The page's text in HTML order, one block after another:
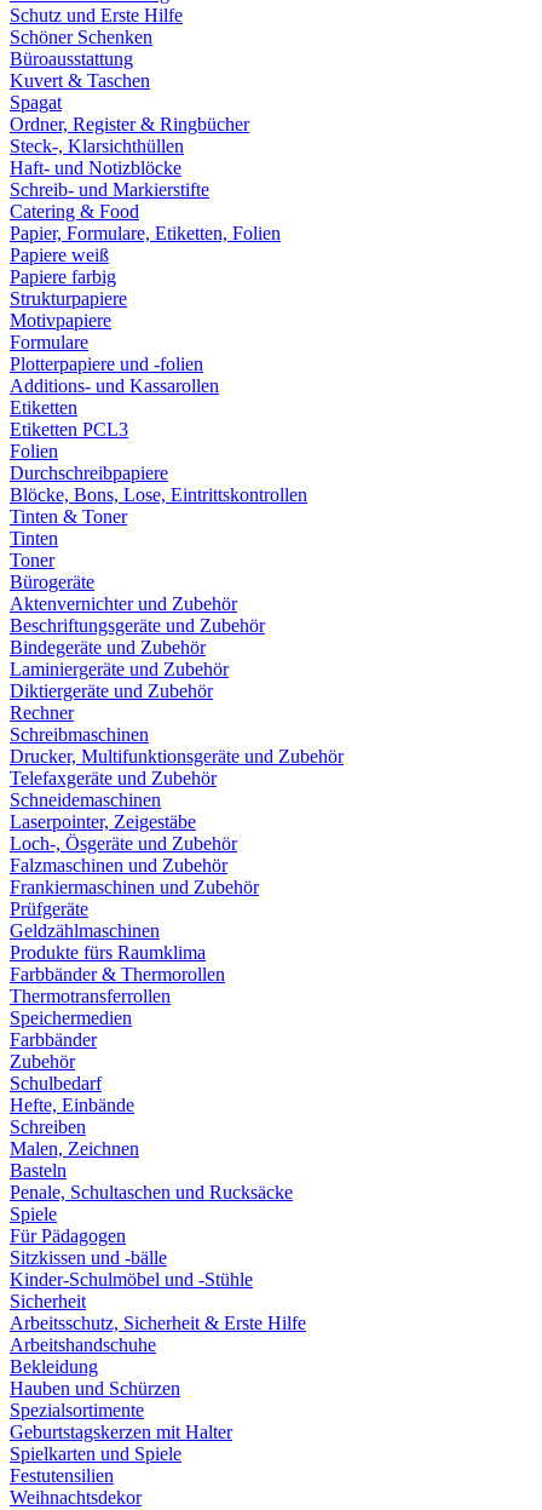
Schutz und Erste Hilfe
Schöner Schenken
Büroausstattung
Kuvert & Taschen
Spagat
Ordner, Register & Ringbücher
Steck-, Klarsichthüllen
Haft- und Notizblöcke
Schreib- und Markierstifte
Catering & Food
Papier, Formulare, Etiketten, Folien
Papiere weiß
Papiere farbig
Strukturpapiere
Motivpapiere
Formulare
Plotterpapiere und -folien
Additions- und Kassarollen
Etiketten
Etiketten PCL3
Folien
Durchschreibpapiere
Blöcke, Bons, Lose, Eintrittskontrollen
Tinten & Toner
Tinten
Toner
Bürogeräte
Aktenvernichter und Zubehör
Beschriftungsgeräte und Zubehör
Bindegeräte und Zubehör
Laminiergeräte und Zubehör
Diktiergeräte und Zubehör
Rechner
Schreibmaschinen
Drucker, Multifunktionsgeräte und Zubehör
Telefaxgeräte und Zubehör
Schneidemaschinen
Laserpointer, Zeigestäbe
Loch-, Ösgeräte und Zubehör
Falzmaschinen und Zubehör
Frankiermaschinen und Zubehör
Prüfgeräte
Geldzählmaschinen
Produkte fürs Raumklima
Farbbänder & Thermorollen
Thermotransferrollen
Speichermedien
Farbbänder
Zubehör
Schulbedarf
Hefte, Einbände
Schreiben
Malen, Zeichnen
Basteln
Penale, Schultaschen und Rucksäcke
Spiele
Für Pädagogen
Sitzkissen und -bälle
Kinder-Schulmöbel und -Stühle
Sicherheit
Arbeitsschutz, Sicherheit & Erste Hilfe
Arbeitshandschuhe
Bekleidung
Hauben und Schürzen
Spezialsortimente
Geburtstagskerzen mit Halter
Spielkarten und Spiele
Festutensilien
Weihnachtsdekor